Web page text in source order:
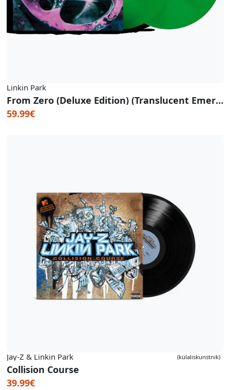
Linkin Park
From Zero (Deluxe Edition) (Translucent Emerald Green Vinyl)
59.99€
Jay-Z & Linkin Park (külaliskunstnik)
Collision Course
39.99€